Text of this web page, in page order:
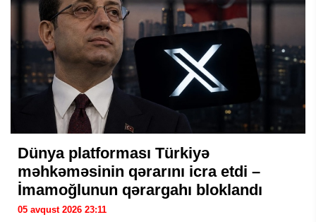
Dünya platforması Türkiyə
məhkəməsinin qərarını icra etdi –
İmamoğlunun qərargahı bloklandı
05 avqust 2026 23:11